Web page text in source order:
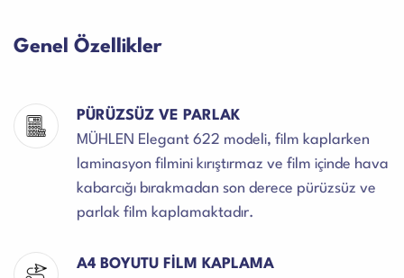
Genel Özellikler
PÜRÜZSÜZ VE PARLAK
MÜHLEN Elegant 622 modeli, film kaplarken
laminasyon filmini kırıştırmaz ve film içinde hava
kabarcığı bırakmadan son derece pürüzsüz ve
parlak film kaplamaktadır.
A4 BOYUTU FİLM KAPLAMA